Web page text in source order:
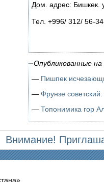
Дом. адрес: Бишкек.
Тел. +996/ 312/ 56-
Опубликованные
— Пишпек
— Фрунзе
— Топонимика гор
Внимание!